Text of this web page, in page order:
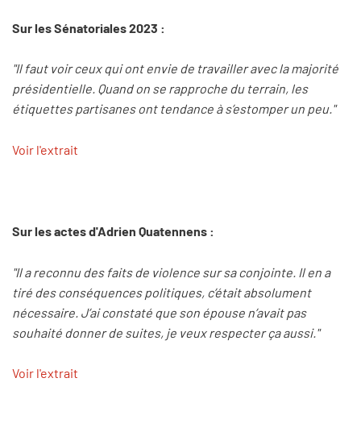
Sur les Sénatoriales 2023 :
"Il faut voir ceux qui ont envie de travailler avec la majorité
présidentielle. Quand on se rapproche du terrain, les
étiquettes partisanes ont tendance à s’estomper un peu."
Voir l'extrait
Sur les actes d'Adrien Quatennens :
"Il a reconnu des faits de violence sur sa conjointe. Il en a
tiré des conséquences politiques, c’était absolument
nécessaire. J’ai constaté que son épouse n’avait pas
souhaité donner de suites, je veux respecter ça aussi."
Voir l'extrait